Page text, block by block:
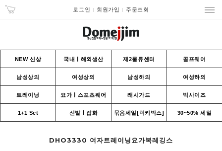
로그인 회원가입 주문조회
NEW 신상 국내ㅣ해외생산 제2물류센터 골프웨어
남성상의 여성상의 남성하의 여성하의
트레이닝 요가ㅣ스포츠웨어 래시가드 빅사이즈
1+1 Set 신발ㅣ잡화 묶음세일[럭키박스] 30~50% 세일
DHO3330 여자트레이닝요가복레깅스